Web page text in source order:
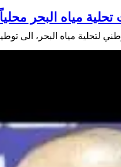
مياه البحر محلياً